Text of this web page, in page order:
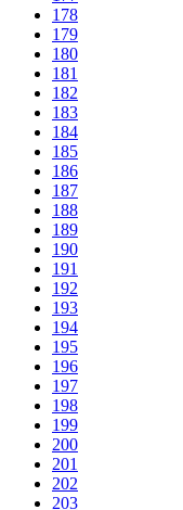
178
179
180
181
182
183
184
185
186
187
188
189
190
191
192
193
194
195
196
197
198
199
200
201
202
203